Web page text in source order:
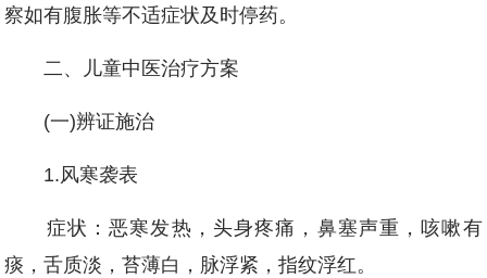
察如有腹胀等不适症状及时停药。
二、儿童中医治疗方案
(一)辨证施治
1.风寒袭表
症状：恶寒发热，头身疼痛，鼻塞声重，咳嗽有
痰，舌质淡，苔薄白，脉浮紧，指纹浮红。